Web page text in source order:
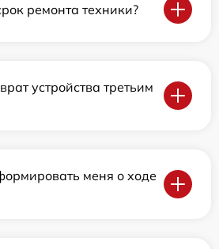
ремонта техники?
устройства третьим
меня о ходе